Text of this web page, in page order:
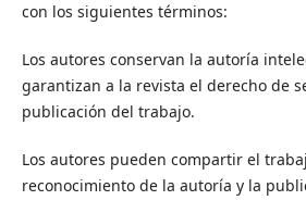
con los siguientes términos:
Los autores conservan la autoría
garantizan a la revista el derecho de
publicación del trabajo.
Los autores pueden compartir el
reconocimiento de la autoría y la